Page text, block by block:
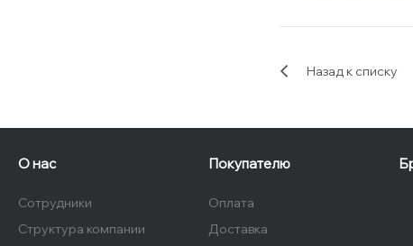
Назад к списку
О нас
Сотрудники
Структура компании
Покупателю
Оплата
Доставка